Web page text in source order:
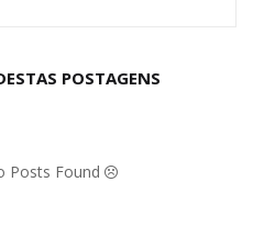
POSTAGENS
Posts Found